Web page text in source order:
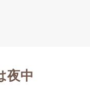
夜中